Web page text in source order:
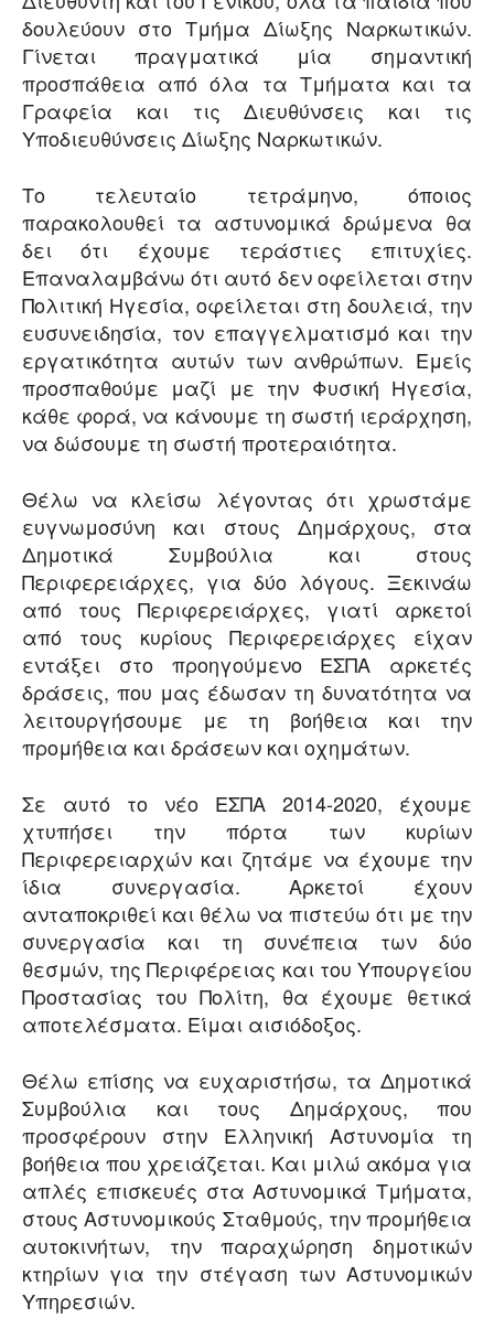
δουλεύουν στο Τμήμα Δίωξης Ναρκωτικών.
Γίνεται πραγματικά μία σημαντική
προσπάθεια από όλα τα Τμήματα και τα
Γραφεία και τις Διευθύνσεις και τις
Υποδιευθύνσεις Δίωξης Ναρκωτικών.
Το τελευταίο τετράμηνο, όποιος
παρακολουθεί τα αστυνομικά δρώμενα θα
δει ότι έχουμε τεράστιες επιτυχίες.
Επαναλαμβάνω ότι αυτό δεν οφείλεται στην
Πολιτική Ηγεσία, οφείλεται στη δουλειά, την
ευσυνειδησία, τον επαγγελματισμό και την
εργατικότητα αυτών των ανθρώπων. Εμείς
προσπαθούμε μαζί με την Φυσική Ηγεσία,
κάθε φορά, να κάνουμε τη σωστή ιεράρχηση,
να δώσουμε τη σωστή προτεραιότητα.
Θέλω να κλείσω λέγοντας ότι χρωστάμε
ευγνωμοσύνη και στους Δημάρχους, στα
Δημοτικά Συμβούλια και στους
Περιφερειάρχες, για δύο λόγους. Ξεκινάω
από τους Περιφερειάρχες, γιατί αρκετοί
από τους κυρίους Περιφερειάρχες είχαν
εντάξει στο προηγούμενο ΕΣΠΑ αρκετές
δράσεις, που μας έδωσαν τη δυνατότητα να
λειτουργήσουμε με τη βοήθεια και την
προμήθεια και δράσεων και οχημάτων.
Σε αυτό το νέο ΕΣΠΑ 2014-2020, έχουμε
χτυπήσει την πόρτα των κυρίων
Περιφερειαρχών και ζητάμε να έχουμε την
ίδια συνεργασία. Αρκετοί έχουν
ανταποκριθεί και θέλω να πιστεύω ότι με την
συνεργασία και τη συνέπεια των δύο
θεσμών, της Περιφέρειας και του Υπουργείου
Προστασίας του Πολίτη, θα έχουμε θετικά
αποτελέσματα. Είμαι αισιόδοξος.
Θέλω επίσης να ευχαριστήσω, τα Δημοτικά
Συμβούλια και τους Δημάρχους, που
προσφέρουν στην Ελληνική Αστυνομία τη
βοήθεια που χρειάζεται. Και μιλώ ακόμα για
απλές επισκευές στα Αστυνομικά Τμήματα,
στους Αστυνομικούς Σταθμούς, την προμήθεια
αυτοκινήτων, την παραχώρηση δημοτικών
κτηρίων για την στέγαση των Αστυνομικών
Υπηρεσιών.